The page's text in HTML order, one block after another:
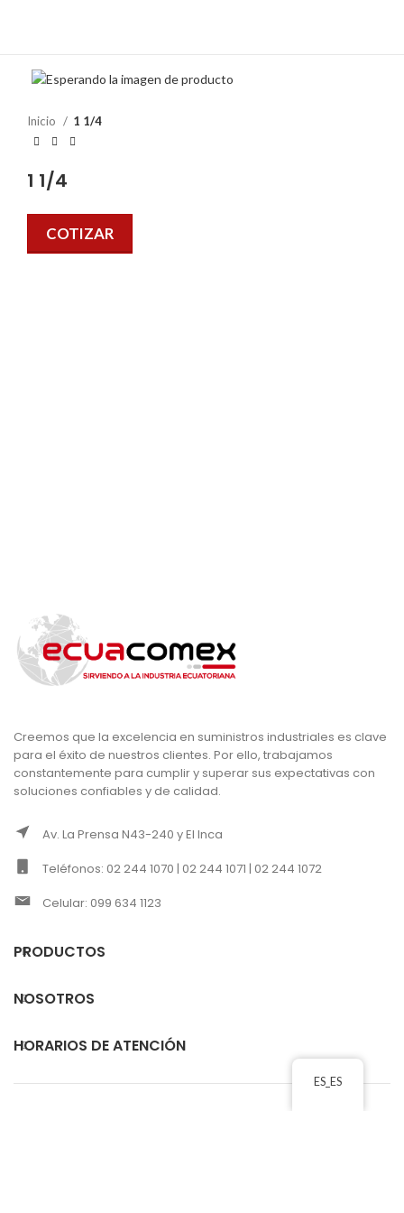
Inicio 1 1/4
1 1/4
COTIZAR
Creemos que la excelencia en suministros industriales es clave
para el éxito de nuestros clientes. Por ello, trabajamos
constantemente para cumplir y superar sus expectativas con
soluciones confiables y de calidad.
Av. La Prensa N43-240 y El Inca
Teléfonos: 02 244 1070 | 02 244 1071 | 02 244 1072
Celular: 099 634 1123
PRODUCTOS
NOSOTROS
HORARIOS DE ATENCIÓN
ES_ES